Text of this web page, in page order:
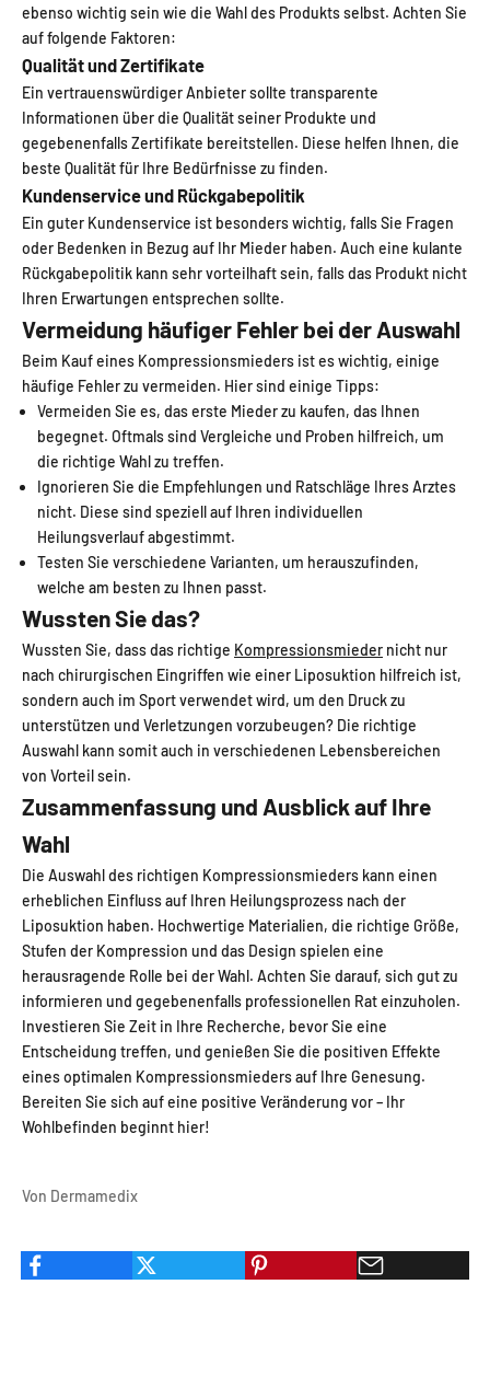
ebenso wichtig sein wie die Wahl des Produkts selbst. Achten Sie
auf folgende Faktoren:
Qualität und Zertifikate
Ein vertrauenswürdiger Anbieter sollte transparente
Informationen über die Qualität seiner Produkte und
gegebenenfalls Zertifikate bereitstellen. Diese helfen Ihnen, die
beste Qualität für Ihre Bedürfnisse zu finden.
Kundenservice und Rückgabepolitik
Ein guter Kundenservice ist besonders wichtig, falls Sie Fragen
oder Bedenken in Bezug auf Ihr Mieder haben. Auch eine kulante
Rückgabepolitik kann sehr vorteilhaft sein, falls das Produkt nicht
Ihren Erwartungen entsprechen sollte.
Vermeidung häufiger Fehler bei der Auswahl
Beim Kauf eines Kompressionsmieders ist es wichtig, einige
häufige Fehler zu vermeiden. Hier sind einige Tipps:
Vermeiden Sie es, das erste Mieder zu kaufen, das Ihnen
begegnet. Oftmals sind Vergleiche und Proben hilfreich, um
die richtige Wahl zu treffen.
Ignorieren Sie die Empfehlungen und Ratschläge Ihres Arztes
nicht. Diese sind speziell auf Ihren individuellen
Heilungsverlauf abgestimmt.
Testen Sie verschiedene Varianten, um herauszufinden,
welche am besten zu Ihnen passt.
Wussten Sie das?
Wussten Sie, dass das richtige Kompressionsmieder nicht nur
nach chirurgischen Eingriffen wie einer Liposuktion hilfreich ist,
sondern auch im Sport verwendet wird, um den Druck zu
unterstützen und Verletzungen vorzubeugen? Die richtige
Auswahl kann somit auch in verschiedenen Lebensbereichen
von Vorteil sein.
Zusammenfassung und Ausblick auf Ihre
Wahl
Die Auswahl des richtigen Kompressionsmieders kann einen
erheblichen Einfluss auf Ihren Heilungsprozess nach der
Liposuktion haben. Hochwertige Materialien, die richtige Größe,
Stufen der Kompression und das Design spielen eine
herausragende Rolle bei der Wahl. Achten Sie darauf, sich gut zu
informieren und gegebenenfalls professionellen Rat einzuholen.
Investieren Sie Zeit in Ihre Recherche, bevor Sie eine
Entscheidung treffen, und genießen Sie die positiven Effekte
eines optimalen Kompressionsmieders auf Ihre Genesung.
Bereiten Sie sich auf eine positive Veränderung vor – Ihr
Wohlbefinden beginnt hier!
Von Dermamedix